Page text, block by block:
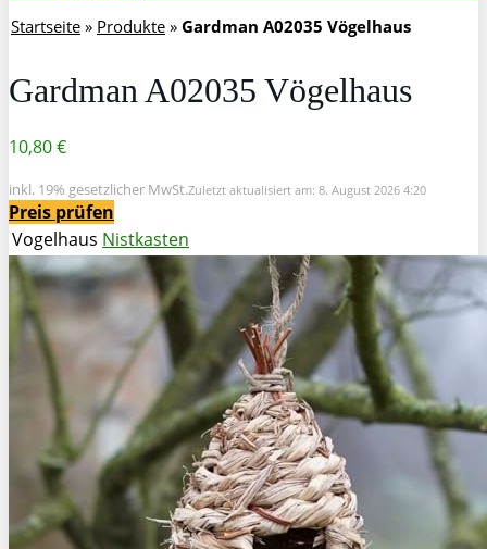
Startseite » Produkte » Gardman A02035 Vögelhaus
Gardman A02035 Vögelhaus
10,80 €
inkl. 19% gesetzlicher MwSt.Zuletzt aktualisiert am: 8. August 2026 4:20
Preis prüfen
Vogelhaus Nistkasten